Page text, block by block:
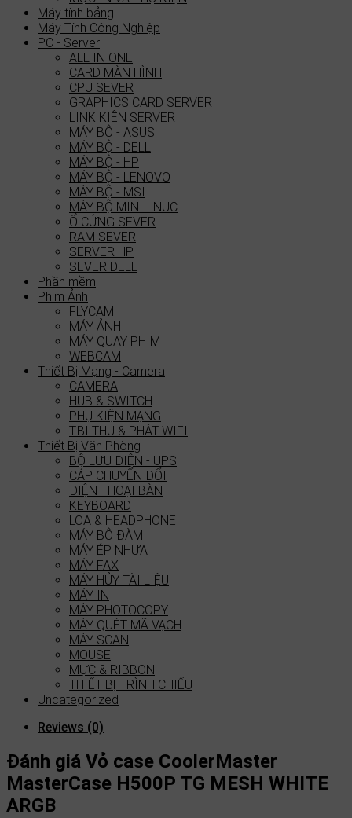
Máy tính bảng
Máy Tính Công Nghiệp
PC - Server
ALL IN ONE
CARD MÀN HÌNH
CPU SEVER
GRAPHICS CARD SERVER
LINK KIỆN SERVER
MÁY BỘ - ASUS
MÁY BỘ - DELL
MÁY BỘ - HP
MÁY BỘ - LENOVO
MÁY BỘ - MSI
MÁY BỘ MINI - NUC
Ổ CỨNG SEVER
RAM SEVER
SERVER HP
SEVER DELL
Phần mềm
Phim Ảnh
FLYCAM
MÁY ẢNH
MÁY QUAY PHIM
WEBCAM
Thiết Bị Mạng - Camera
CAMERA
HUB & SWITCH
PHỤ KIỆN MẠNG
T.BI THU & PHÁT WIFI
Thiết Bị Văn Phòng
BỘ LƯU ĐIỆN - UPS
CÁP CHUYỂN ĐỔI
ĐIỆN THOẠI BÀN
KEYBOARD
LOA & HEADPHONE
MÁY BỘ ĐÀM
MÁY ÉP NHỰA
MÁY FAX
MÁY HỦY TÀI LIỆU
MÁY IN
MÁY PHOTOCOPY
MÁY QUÉT MÃ VẠCH
MÁY SCAN
MOUSE
MỰC & RIBBON
THIẾT BỊ TRÌNH CHIẾU
Uncategorized
Reviews (0)
Đánh giá Vỏ case CoolerMaster
MasterCase H500P TG MESH WHITE
ARGB